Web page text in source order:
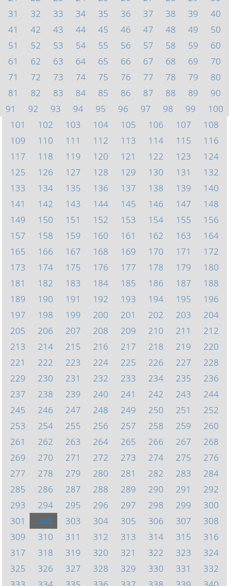
31
32 33 34 35 36 37 38 39
40
41
42 43 44 45 46 47 48 49
50
51
52 53 54 55 56 57 58 59
60
61
62 63 64 65 66 67 68 69
70
71
72 73 74 75 76 77 78 79
80
81
82 83 84 85 86 87 88 89
90
91
92 93 94 95 96 97 98 99
100
101
102 103 104 105 106 107
108
109
110 111 112 113 114 115
116
117
118 119 120 121 122 123
124
125
126 127 128 129 130 131
132
133
134 135 136 137 138 139
140
141
142 143 144 145 146 147
148
149
150 151 152 153 154 155
156
157
158 159 160 161 162 163
164
165
166 167 168 169 170 171
172
173
174 175 176 177 178 179
180
181
182 183 184 185 186 187
188
189
190 191 192 193 194 195
196
197
198 199 200 201 202 203
204
205
206 207 208 209 210 211
212
213
214 215 216 217 218 219
220
221
222 223 224 225 226 227
228
229
230 231 232 233 234 235
236
237
238 239 240 241 242 243
244
245
246 247 248 249 250 251
252
253
254 255 256 257 258 259
260
261
262 263 264 265 266 267
268
269
270 271 272 273 274 275
276
277
278 279 280 281 282 283
284
285
286 287 288 289 290 291
292
293
294 295 296 297 298 299
300
301
302 303 304 305 306 307
308
309
310 311 312 313 314 315
316
317
318 319 320 321 322 323
324
325
326 327 328 329 330 331
332